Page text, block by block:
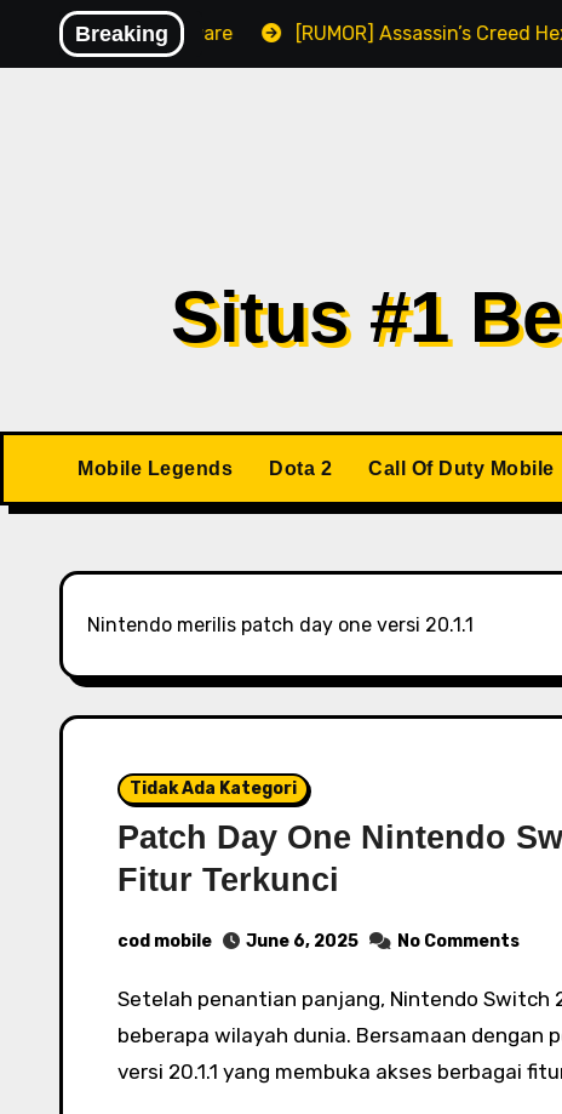
Breaking
Berisikan Malware [RUMOR] Assassin’s Creed
Situs #1
Mobile Legends Dota 2 Call Of Duty Mobile
Nintendo merilis patch day one versi 20.1.1
Tidak Ada Kategori
Patch Day One Nintendo
Fitur Terkunci
cod mobile June 6, 2025 No Comments
Setelah penantian panjang, Nintendo Switch 2 akhirnya hadir dan dapat dinikmati di
beberapa wilayah dunia. Bersamaan dengan
versi 20.1.1 yang membuka akses berbagai